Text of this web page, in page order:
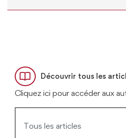
Découvrir tous les
Cliquez ici pour accéder aux